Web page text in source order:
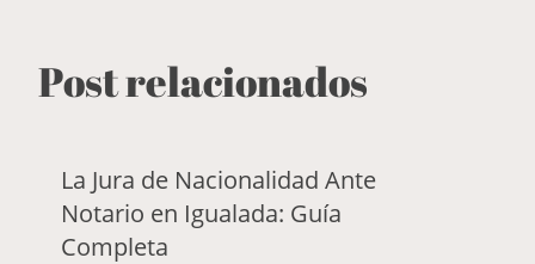
Post relacionados
La Jura de Nacionalidad Ante
Notario en Igualada: Guía
Completa